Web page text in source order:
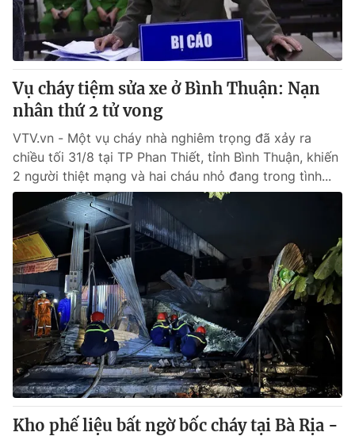
Thị trường 24h Tấm lòng Việt
VTV4 Vươn mình bằng AI
VTV9
Liên hệ tòa soạn English
THỜI BÁO VTV
Theo dõi báo trên
Cơ quan chủ quản:Đài Truyền hình Việt Nam
Cơ quan báo chí:Thời báo VTV
Giấy phép hoạt động báo in và báo điện tử số 483/GP-BTTTT
cấp ngày 29/12/2023
Tổng Biên tập:Vũ Thanh Thủy
Phó Tổng Biên tập: Nguyễn Thị Mỹ Hạnh, Phạm Quốc Thắng,
Vụ cháy tiệm sửa xe ở Bình Thuận: Nạn
nhân thứ 2 tử vong
VTV.vn - Một vụ cháy nhà nghiêm trọng đã xảy ra
chiều tối 31/8 tại TP Phan Thiết, tỉnh Bình Thuận, khiến
2 người thiệt mạng và hai cháu nhỏ đang trong tình...
Kho phế liệu bất ngờ bốc cháy tại Bà Rịa -